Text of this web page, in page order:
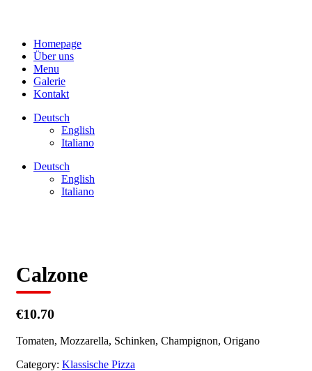
Homepage
Über uns
Menu
Galerie
Kontakt
Deutsch
English
Italiano
Deutsch
English
Italiano
Calzone
€10.70
Tomaten, Mozzarella, Schinken, Champignon, Origano
Category: Klassische Pizza